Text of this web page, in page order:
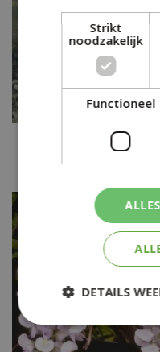
Strikt
noodzakelijk
Functioneel
DETAILS